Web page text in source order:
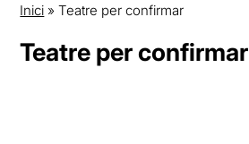
Inici »Teatre per confirmar
Teatre per confirmar